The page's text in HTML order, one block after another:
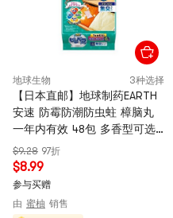
地球生物 3种选择
【日本直邮】地球制药EARTH
安速 防霉防潮防虫蛀 樟脑丸
一年内有效 48包 多香型可选
【淡雅无香】
$9.28 97折
$8.99
参与买赠
由 蜜柚 销售